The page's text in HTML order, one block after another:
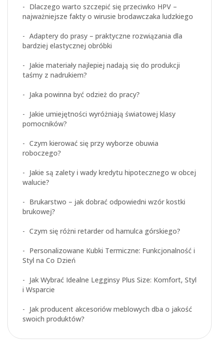
Dlaczego warto szczepić się przeciwko HPV –
najważniejsze fakty o wirusie brodawczaka ludzkiego
Adaptery do prasy – praktyczne rozwiązania dla
bardziej elastycznej obróbki
Jakie materiały najlepiej nadają się do produkcji
taśmy z nadrukiem?
Jaka powinna być odzież do pracy?
Jakie umiejętności wyróżniają światowej klasy
pomocników?
Czym kierować się przy wyborze obuwia
roboczego?
Jakie są zalety i wady kredytu hipotecznego w obcej
walucie?
Brukarstwo – jak dobrać odpowiedni wzór kostki
brukowej?
Czym się różni retarder od hamulca górskiego?
Personalizowane Kubki Termiczne: Funkcjonalność i
Styl na Co Dzień
Jak Wybrać Idealne Legginsy Plus Size: Komfort, Styl
i Wsparcie
Jak producent akcesoriów meblowych dba o jakość
swoich produktów?